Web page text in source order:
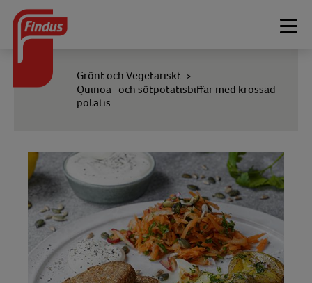
Grönt och Vegetariskt >
Quinoa- och sötpotatisbiffar med krossad
potatis